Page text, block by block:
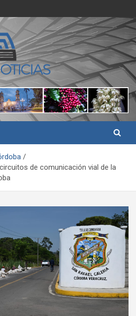
y al región
de comunicación vial de la